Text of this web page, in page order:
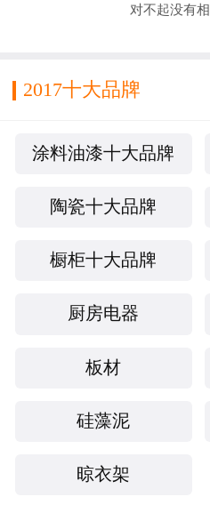
省、市、自治区，在全国
计、安装、维修等售前、
家进地了商标注册，产品
凯龙、居然之家、好美家
关系。
展望未来，ORANS欧路
卫浴品牌”的企业愿景而
对不起没有
2017十大品牌
涂料油漆十大品牌
陶瓷十大品牌
橱柜十大品牌
厨房电器
板材
硅藻泥
晾衣架